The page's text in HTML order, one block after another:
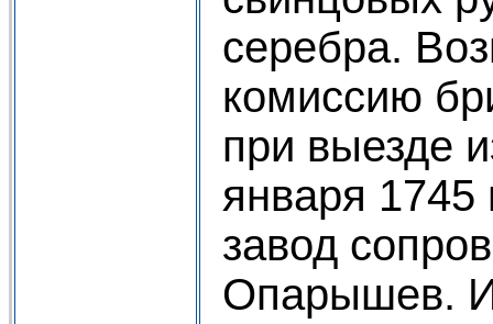
серебра.
комиссию
при выезде
января 1745
завод
Опарышев.